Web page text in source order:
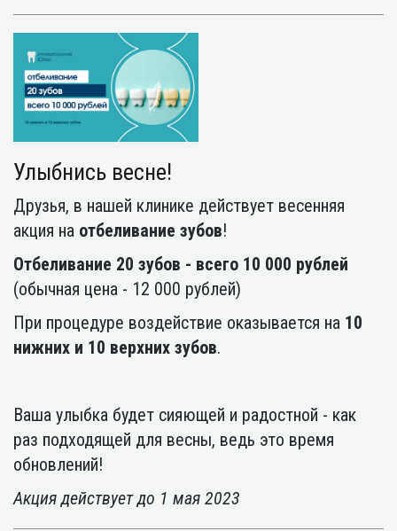
Улыбнись весне!
Друзья, в нашей клинике действует весенняя
акция на отбеливание зубов!
Отбеливание 20 зубов - всего 10 000 рублей
(обычная цена - 12 000 рублей)
При процедуре воздействие оказывается на 10
нижних и 10 верхних зубов.
Ваша улыбка будет сияющей и радостной - как
раз подходящей для весны, ведь это время
обновлений!
Акция действует до 1 мая 2023